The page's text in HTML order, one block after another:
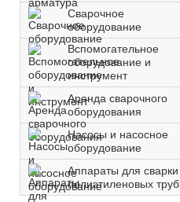
Сварочное
оборудование
Вспомогательное
оборудование и
инструмент
Аренда сварочного
оборудования
Насосы и насосное
оборудование
Аппараты для сварки
полиэтиленовых труб